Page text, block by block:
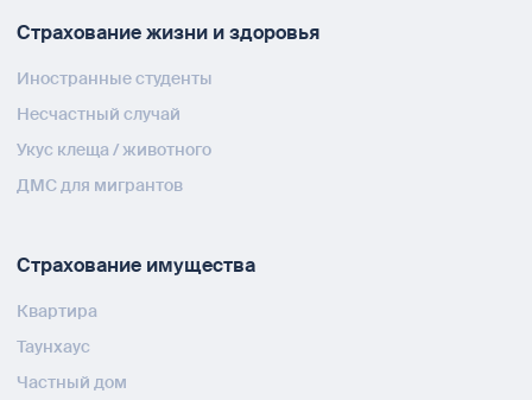
Страхование жизни и здоровья
Иностранные студенты
Несчастный случай
Укус клеща / животного
ДМС для мигрантов
Страхование имущества
Квартира
Таунхаус
Частный дом